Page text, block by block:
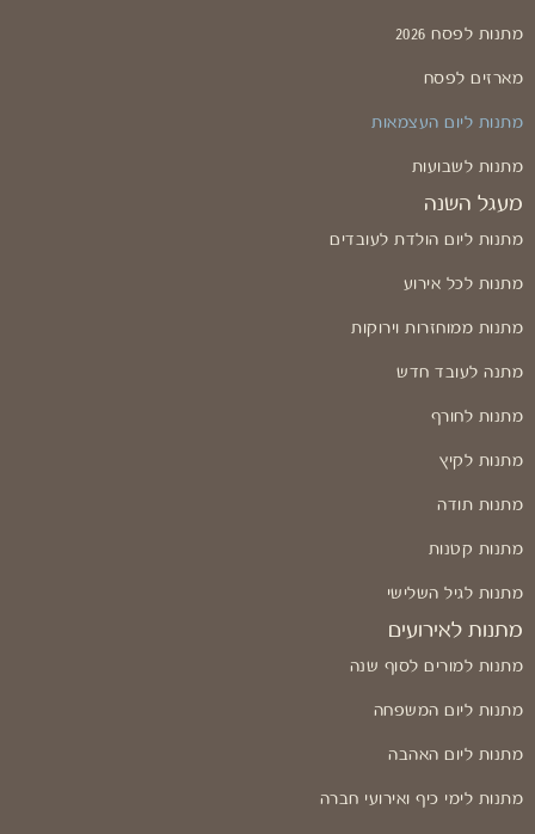
מתנות לפסח 2026
מארזים לפסח
מתנות ליום העצמאות
מתנות לשבועות
מעגל השנה
מתנות ליום הולדת לעובדים
מתנות לכל אירוע
מתנות ממוחזרות וירוקות
מתנה לעובד חדש
מתנות לחורף
מתנות לקיץ
מתנות תודה
מתנות קטנות
מתנות לגיל השלישי
מתנות לאירועים
מתנות למורים לסוף שנה
מתנות ליום המשפחה
מתנות ליום האהבה
מתנות לימי כיף ואירועי חברה